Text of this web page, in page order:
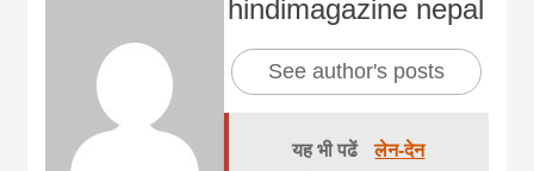
hindimagazine nepal
See author's posts
यह भी पढें लेन-देन